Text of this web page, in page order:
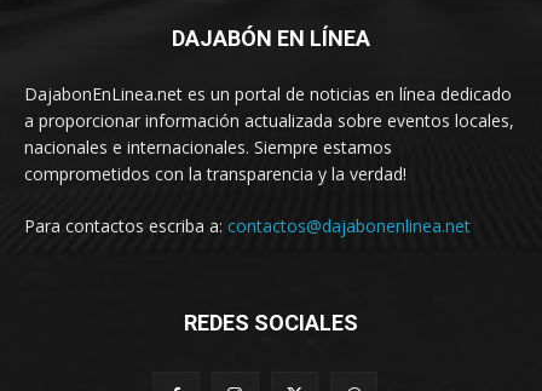
DAJABÓN EN LÍNEA
DajabonEnLinea.net es un portal de noticias en línea dedicado
a proporcionar información actualizada sobre eventos locales,
nacionales e internacionales. Siempre estamos
comprometidos con la transparencia y la verdad!
Para contactos escriba a: contactos@dajabonenlinea.net
REDES SOCIALES